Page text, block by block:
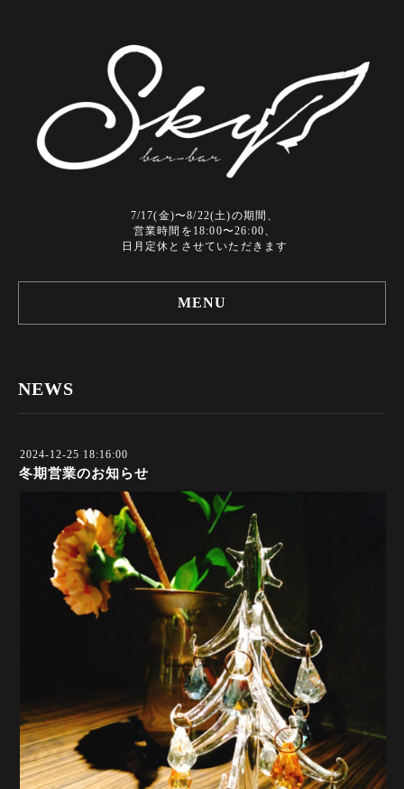
7/17(金)〜8/22(土)の期間、
営業時間を18:00〜26:00、
日月定休とさせていただきます
MENU
NEWS
2024-12-25 18:16:00
冬期営業のお知らせ